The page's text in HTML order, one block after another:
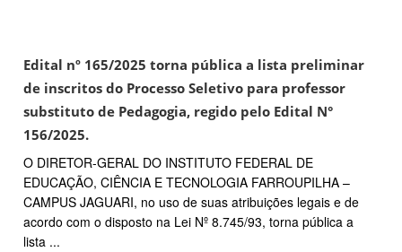
Edital nº 165/2025 torna pública a lista preliminar
de inscritos do Processo Seletivo para professor
substituto de Pedagogia, regido pelo Edital N°
156/2025.
O DIRETOR-GERAL DO INSTITUTO FEDERAL DE
EDUCAÇÃO, CIÊNCIA E TECNOLOGIA FARROUPILHA –
CAMPUS JAGUARI, no uso de suas atribuições legais e de
acordo com o disposto na Lei Nº 8.745/93, torna pública a
lista ...